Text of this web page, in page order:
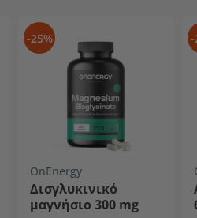
-25%
OnEnergy
Δισγλυκινικό
μαγνήσιο 300 mg
-